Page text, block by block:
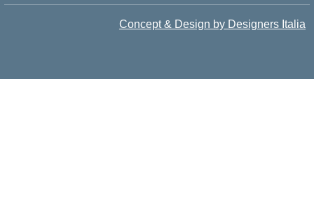
Concept & Design by Designers Italia